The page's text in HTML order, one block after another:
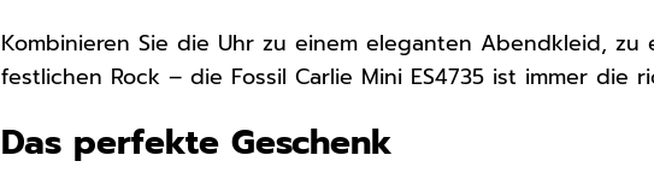
Kombinieren Sie die Uhr zu einem eleganten Abendkleid,
festlichen Rock – die Fossil Carlie Mini ES4735 ist immer die
Das perfekte Geschenk